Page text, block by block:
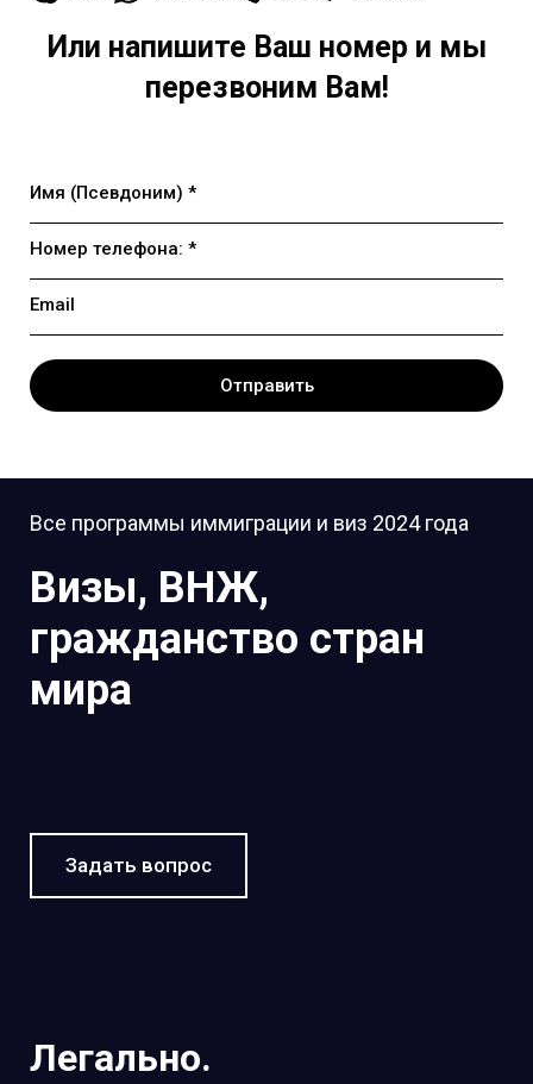
Или напишите Ваш номер и мы
перезвоним Вам!
Имя (Псевдоним) *
Номер телефона: *
Email
Отправить
Все программы иммиграции и виз 2024 года
Визы, ВНЖ,
гражданство стран
мира
Задать вопрос
Легально.